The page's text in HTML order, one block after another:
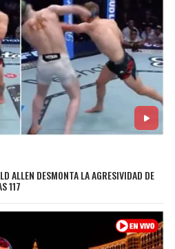
ALLEN DESMONTA LA AGRESIVIDAD DE
117